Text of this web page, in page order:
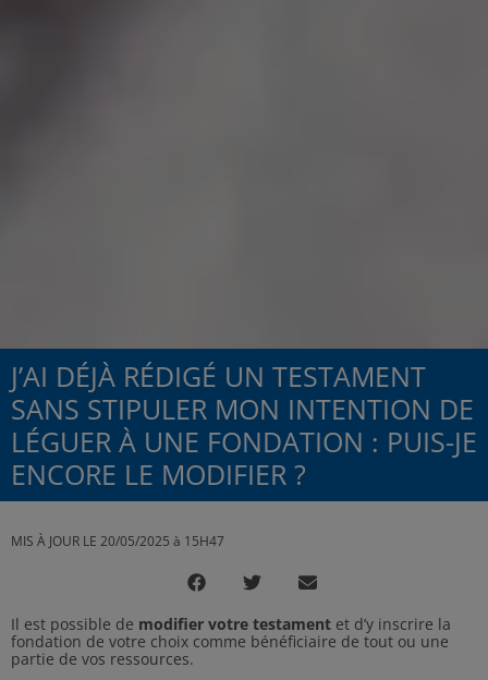
J’AI DÉJÀ RÉDIGÉ UN TESTAMENT
SANS STIPULER MON INTENTION DE
LÉGUER À UNE FONDATION : PUIS-JE
ENCORE LE MODIFIER ?
MIS À JOUR LE 20/05/2025 à 15H47
Il est possible de modifier votre testament et d’y inscrire la
fondation de votre choix comme bénéficiaire de tout ou une
partie de vos ressources.